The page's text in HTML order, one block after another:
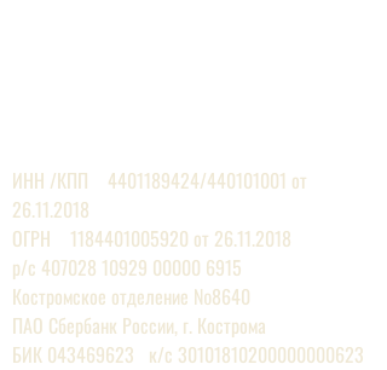
ИНН /КПП 4401189424/440101001 от
26.11.2018
ОГРН 1184401005920 от 26.11.2018
р/с 407028 10929 00000 6915
Костромское отделение №8640
ПАО Сбербанк России, г. Кострома
БИК 043469623 к/с 30101810200000000623